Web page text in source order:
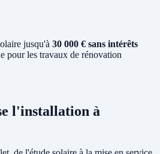
jusqu'à 30 000 € sans intérêts
pour les travaux de rénovation
l'installation à